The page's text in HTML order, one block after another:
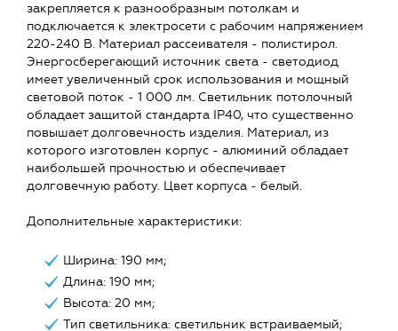
закрепляется к разнообразным потолкам и
подключается к электросети с рабочим напряжением
220-240 В. Материал рассеивателя - полистирол.
Энергосберегающий источник света - светодиод
имеет увеличенный срок использования и мощный
световой поток - 1 000 лм. Светильник потолочный
обладает защитой стандарта IP40, что существенно
повышает долговечность изделия. Материал, из
которого изготовлен корпус - алюминий обладает
наибольшей прочностью и обеспечивает
долговечную работу. Цвет корпуса - белый.
Дополнительные характеристики:
Ширина: 190 мм;
Длина: 190 мм;
Высота: 20 мм;
Тип светильника: светильник встраиваемый;